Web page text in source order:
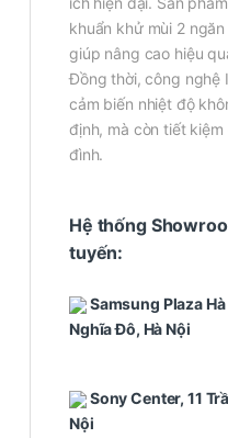
khuẩn khử mùi 2
giúp nâng cao hiệu
Đồng thời, công nghệ
cảm biến nhiệt độ
định, mà còn tiết
đình.
Hệ thống
tuyến:
Samsung Plaza
Nghĩa Đô, Hà Nội
Sony Center, 11
Nội